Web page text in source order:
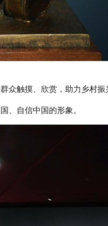
众触摸、欣赏，助力乡村振
、自信中国的形象。